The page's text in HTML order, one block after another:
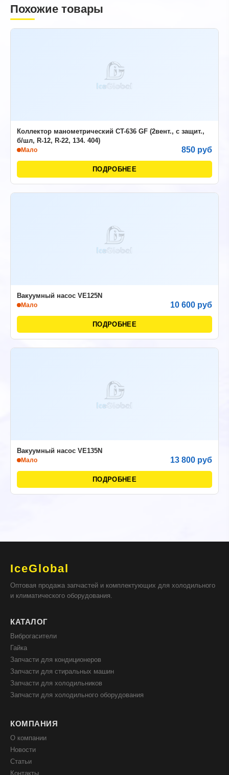
Похожие товары
Коллектор манометрический CT-636 GF (2вент., с защит.,
б/шл, R-12, R-22, 134. 404)
Мало 850 руб
ПОДРОБНЕЕ
Вакуумный насос VE125N
Мало 10 600 руб
ПОДРОБНЕЕ
Вакуумный насос VE135N
Мало 13 800 руб
ПОДРОБНЕЕ
IceGlobal
Оптовая продажа запчастей и комплектующих для холодильного
и климатического оборудования.
КАТАЛОГ
Виброгасители
Гайка
Запчасти для кондиционеров
Запчасти для стиральных машин
Запчасти для холодильников
Запчасти для холодильного оборудования
КОМПАНИЯ
О компании
Новости
Статьи
Контакты